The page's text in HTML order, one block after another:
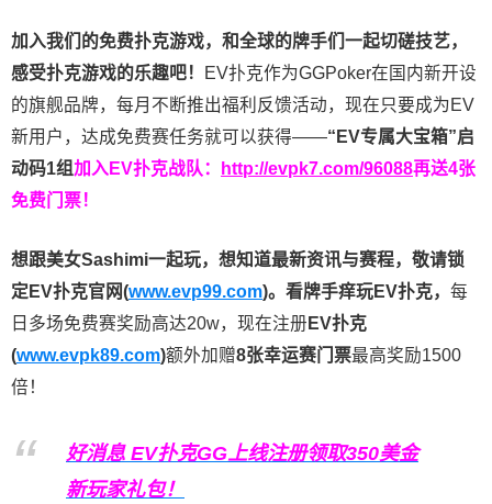
加入我们的免费扑克游戏，和全球的牌手们一起切磋技艺，
感受扑克游戏的乐趣吧！
EV扑克作为GGPoker在国内新开设
的旗舰品牌，每月不断推出福利反馈活动，现在只要成为EV
新用户，达成免费赛任务就可以获得——“EV专属大宝箱”启
动码1组加入EV扑克战队： http://evpk7.com/96088再送4张
免费门票！
想跟美女Sashimi一起玩， 想知道最新资讯与赛程， 敬请锁
定EV扑克官网(www.evp99.com)。 看牌手痒玩EV扑克， 每
日多场免费赛奖励高达20w，现在注册 EV扑克
(www.evpk89.com)额外加赠8张幸运赛门票最高奖励1500
倍！
好消息 EV扑克GG上线注册领取350美金
新玩家礼包！